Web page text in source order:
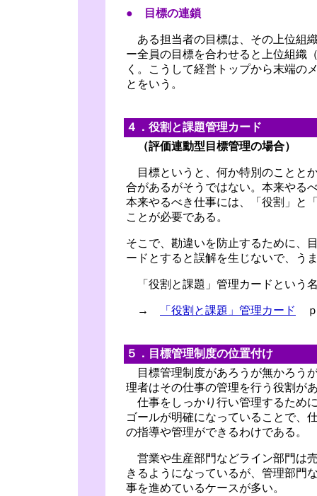
● 目標の連鎖
ある担当者の目標は、その上位組
ー全員の目標を合わせると上位組織
く。こうして経営トップから末端の
とをいう。
４．役割と課題管理カード
（評価連動型目標管理の場合）
目標というと、何か特別のことと
合があるがそうではない。本来やる
本来やるべき仕事には、「役割」と
ことが必要である。
そこで、勘違いを防止するために、
ードとすると誤解を生じないで、う
「役割と課題」管理カードという
→ 「役割と課題」管理カード ｐ
５．目標管理制度の位置付け
目標管理制度があろうが無かろう
理者はその仕事の管理を行う役割が
仕事をしっかり行い管理するため
ゴールが明確になっていることで、
の指導や管理ができるわけである。
営業や生産部門などライン部門は
きるようになっているが、管理部門
事を進めているケースが多い。